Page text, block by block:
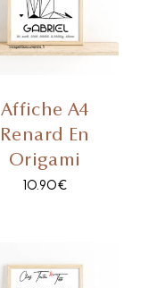
Affiche A4
Renard En
Origami
10.90€